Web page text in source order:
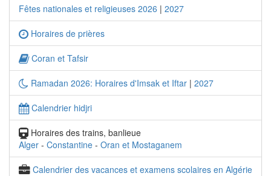
Fêtes nationales et religieuses 2026 | 2027
Horaires de prières
Coran et Tafsir
Ramadan 2026: Horaires d'Imsak et Iftar | 2027
Calendrier hidjri
Horaires des trains, banlieue
Alger - Constantine - Oran et Mostaganem
Calendrier des vacances et examens scolaires en Algérie